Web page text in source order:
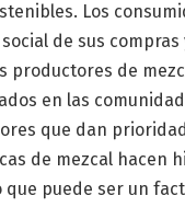
Los
de sus
productores de
en las
que dan
de mezcal hacen
que puede ser un